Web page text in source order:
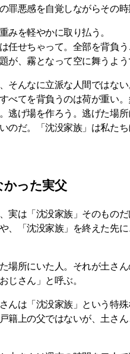
罪悪感を自覚しながらその
を軽やかに取り払う。
任せちゃって。全部を背負
が、霧となって空に舞うよ
そんなに立派な人間ではな
べてを背負うのは荷が重い
逃げ場を作ろう。逃げた場
のだ。「沈没家族」は私た
かった実父
実は「沈没家族」そのもの
、「沈没家族」を終えた先
場所にいた人。それが土さ
じさん」と呼ぶ。
んは「沈没家族」という特
籍上の父ではないが、土さ